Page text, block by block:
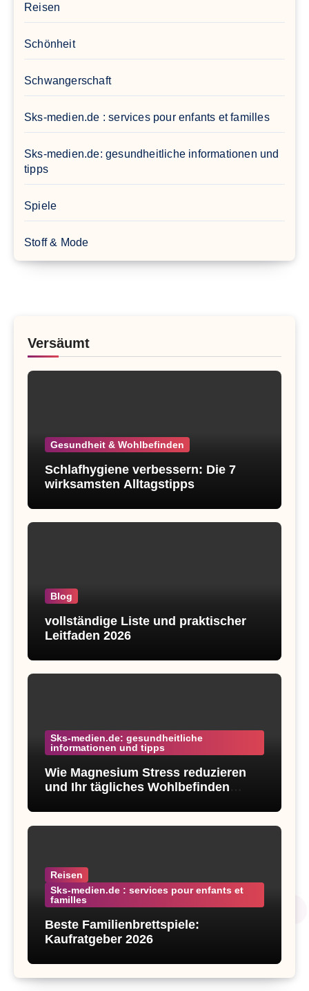
Reisen
Schönheit
Schwangerschaft
Sks-medien.de : services pour enfants et familles
Sks-medien.de: gesundheitliche informationen und
tipps
Spiele
Stoff & Mode
Versäumt
Gesundheit & Wohlbefinden
Schlafhygiene verbessern: Die 7
wirksamsten Alltagstipps
Blog
vollständige Liste und praktischer
Leitfaden 2026
Sks-medien.de: gesundheitliche
informationen und tipps
Wie Magnesium Stress reduzieren
und Ihr tägliches Wohlbefinden
Reisen
Sks-medien.de : services pour enfants et
familles
Beste Familienbrettspiele:
Kaufratgeber 2026